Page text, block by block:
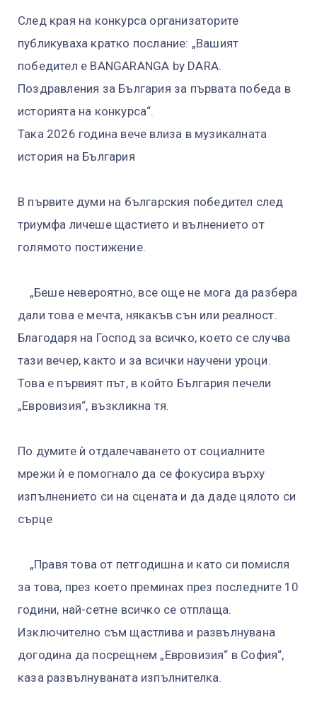
След края на конкурса организаторите
публикуваха кратко послание: „Вашият
победител е BANGARANGA by DARA.
Поздравления за България за първата победа в
историята на конкурса“.
Така 2026 година вече влиза в музикалната
история на България
В първите думи на българския победител след
триумфа личеше щастието и вълнението от
голямото постижение.
„Беше невероятно, все още не мога да разбера
дали това е мечта, някакъв сън или реалност.
Благодаря на Господ за всичко, което се случва
тази вечер, както и за всички научени уроци.
Това е първият път, в който България печели
„Евровизия“, възкликна тя.
По думите ѝ отдалечаването от социалните
мрежи ѝ е помогнало да се фокусира върху
изпълнението си на сцената и да даде цялото си
сърце
„Правя това от петгодишна и като си помисля
за това, през което преминах през последните 10
години, най-сетне всичко се отплаща.
Изключително съм щастлива и развълнувана
догодина да посрещнем „Евровизия“ в София“,
каза развълнуваната изпълнителка.